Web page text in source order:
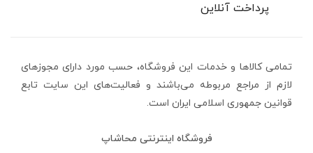
پرداخت آنلاین
تمامی كالاها و خدمات اين فروشگاه، حسب مورد دارای مجوزهای
لازم از مراجع مربوطه می‌باشند و فعاليت‌های اين سايت تابع
قوانين جمهوری اسلامی ایران است.
فروشگاه اینترنتی محاشاپ